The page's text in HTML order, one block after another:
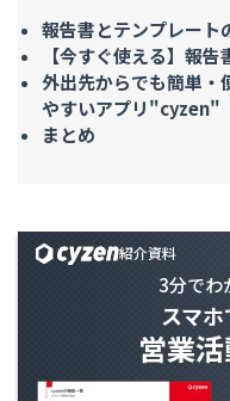
報告書とテンプレート
【今すぐ使える】報
外出先からでも簡単・
やすいアプリ"cyzen"
まとめ
紹介資料
3分でわ
スマ
営業